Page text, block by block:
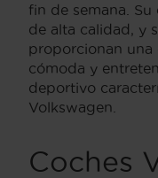
fin de semana.
de alta calidad, y
proporcionan una
cómoda y
deportivo
Volkswagen.
Coches